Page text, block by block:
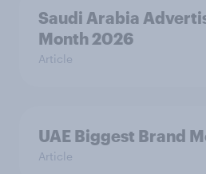
Saudi Arabia
Month 2026
Article
UAE Biggest Brand
Article